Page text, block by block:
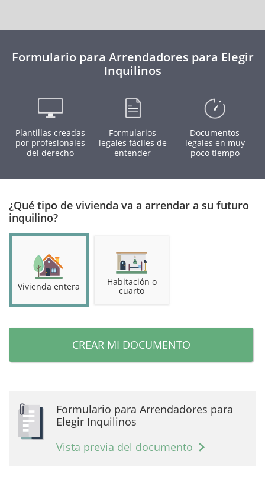
Formulario para Arrendadores para Elegir
Inquilinos
Plantillas creadas
por profesionales
del derecho
Formularios
legales fáciles de
entender
Documentos
legales en muy
poco tiempo
¿Qué tipo de vivienda va a arrendar a su futuro
inquilino?
Vivienda entera Habitación o
cuarto
CREAR MI DOCUMENTO
Formulario para Arrendadores para
Elegir Inquilinos
Vista previa del documento